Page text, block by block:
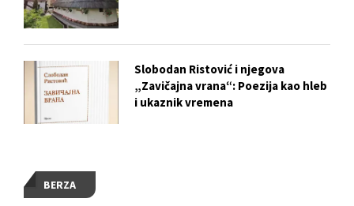
BERZA
Slobodan Ristović i njegova
„Zavičajna vrana“: Poezija kao hleb
i ukaznik vremena